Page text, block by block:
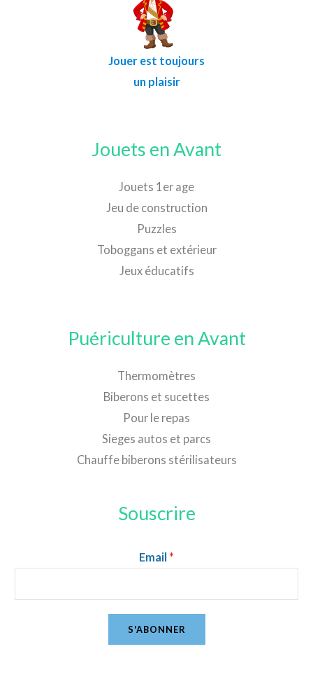
Jouer est toujours
un plaisir
Jouets en Avant
Jouets 1er age
Jeu de construction
Puzzles
Toboggans et extérieur
Jeux éducatifs
Puériculture en Avant
Thermomètres
Biberons et sucettes
Pour le repas
Sieges autos et parcs
Chauffe biberons stérilisateurs
Souscrire
Email *
S'ABONNER